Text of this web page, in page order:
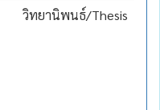
วิทยานิพนธ์/Thesis